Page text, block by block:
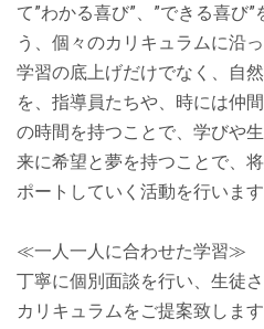
て”わかる喜び”、”できる喜び
う、個々のカリキュラムに沿
学習の底上げだけでなく、自
を、指導員たちや、時には仲
の時間を持つことで、学びや
来に希望と夢を持つことで、
ポートしていく活動を行います
≪一人一人に合わせた学習≫
丁寧に個別面談を行い、生徒
カリキュラムをご提案致します